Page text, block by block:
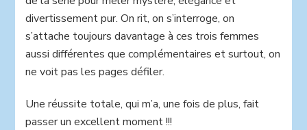
divertissement pur. On rit, on s’interroge, on
s’attache toujours davantage à ces trois femmes
aussi différentes que complémentaires et surtout, on
ne voit pas les pages défiler.
Une réussite totale, qui m’a, une fois de plus, fait
passer un excellent moment !!!